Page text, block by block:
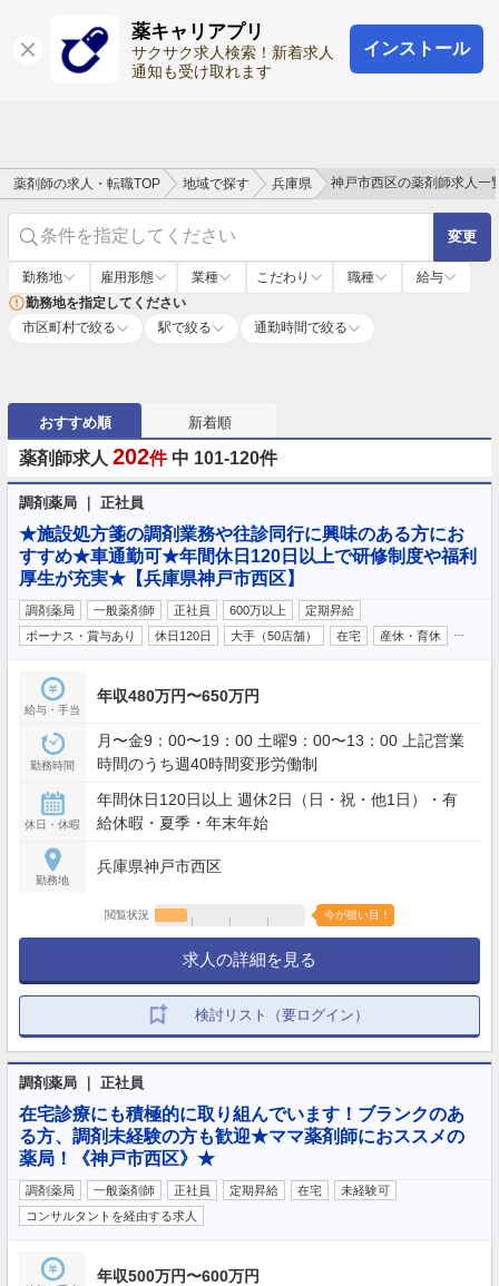
薬キャリアプリ
サクサク求人検索！新着求人
通知も受け取れます
インストール
ログイン 会員登録
薬剤師の求人・転職TOP 地域で探す 兵庫県 神戸市西区の薬剤師求人一
条件を指定してください 変更
勤務地 雇用形態 業種 こだわり 職種
給与
勤務地を指定してください
市区町村で絞る
駅で絞る 通勤時間で絞る
おすすめ順 新着順
薬剤師求人 202件 中 101-120件
調剤薬局 ｜ 正社員
★施設処方箋の調剤業務や往診同行に興味のある方にお
すすめ★車通勤可★年間休日120日以上で研修制度や福利
厚生が充実★【兵庫県神戸市西区】
調剤薬局 一般薬剤師 正社員 600万以上
定期昇給
ボーナス・賞与あり
休日120日 大手（50店舗） 在宅 産休・育休
給与・手当
年収480万円〜650万円
勤務時間
月〜金9：00〜19：00 土曜9：00〜13：00 上記営業
時間のうち週40時間変形労働制
休日・休暇
年間休日120日以上 週休2日（日・祝・他1日）・有
給休暇・夏季・年末年始
勤務地
兵庫県神戸市西区
閲覧状況 今が狙い目！
求人の詳細を見る
検討リスト（要ログイン）
調剤薬局 ｜ 正社員
在宅診療にも積極的に取り組んでいます！ブランクのあ
る方、調剤未経験の方も歓迎★ママ薬剤師におススメの
薬局！《神戸市西区》★
調剤薬局 一般薬剤師 正社員 定期昇給 在宅
未経験可
コンサルタントを経由する求人
年収500万円〜600万円